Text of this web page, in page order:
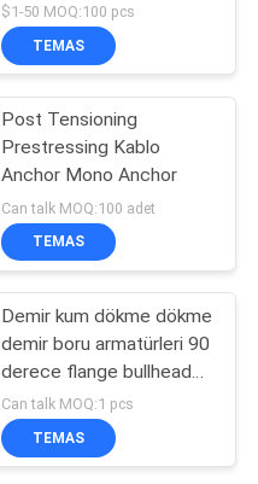
$1-50 MOQ:100 pcs
TEMAS
Post Tensioning
Prestressing Kablo
Anchor Mono Anchor
Can talk MOQ:100 adet
TEMAS
Demir kum dökme dökme
demir boru armatürleri 90
derece flange bullhead
tee eşit tee
Can talk MOQ:1 pcs
TEMAS